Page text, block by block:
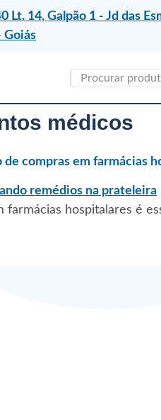
Lt. 14, Galpão 1 - Jd das
Goiás
médicos
compras em farmácias
farmácias hospitalares é